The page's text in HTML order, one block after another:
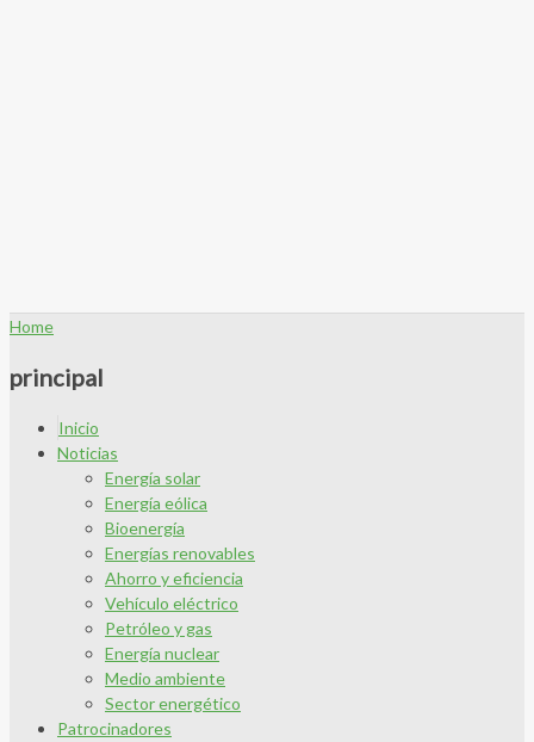
Home
principal
Inicio
Noticias
Energía solar
Energía eólica
Bioenergía
Energías renovables
Ahorro y eficiencia
Vehículo eléctrico
Petróleo y gas
Energía nuclear
Medio ambiente
Sector energético
Patrocinadores